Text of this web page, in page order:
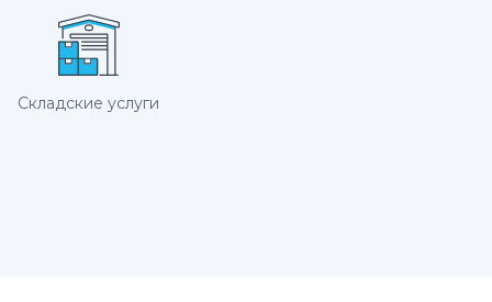
Складские услуги